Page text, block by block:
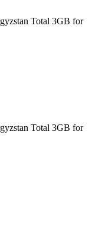
Total 3GB for
Total 3GB for